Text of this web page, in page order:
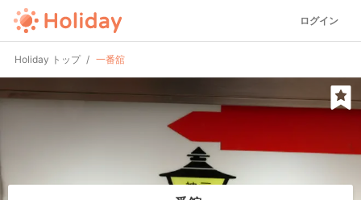
ログイン
Holiday トップ 一番舘